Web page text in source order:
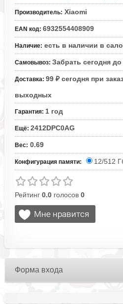
Производитель: Xiaomi
EAN код: 6932554408909
Наличие: есть в наличии в
Самовывоз: Забрать сегодня
Доставка: 99 ₽ сегодня при
выходных
Гарантия: 1 год
Ещё: 2412DPC0AG
Вес: 0.69
Конфигурация памяти: 12/512
Рейтинг 0.0голосов 0
Форма входа